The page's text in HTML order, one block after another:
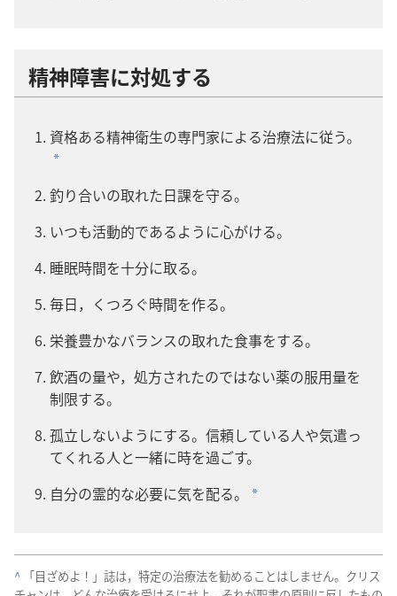
精神​障害​に​対処​する
資格​ある​精神​衛生​の​専門​家​に​よる​治療​法​に​従う。
*
釣り合い​の​取れ​た​日課​を​守る。
いつも​活動​的​で​ある​よう​に​心がける。
睡眠​時間​を​十分​に​取る。
毎日，くつろぐ​時間​を​作る。
栄養​豊か​な​バランス​の​取れ​た​食事​を​する。
飲酒​の​量​や，処方​さ​れ​た​の​で​は​ない​薬​の​服用​量​を​
制限​する。
孤立​し​ない​よう​に​する。信頼​し​て​いる​人​や​気遣っ​
て​くれる​人​と​一緒​に​時​を​過ごす。
自分​の​霊的​な​必要​に​気​を​配る。
*
^ 「目ざめよ！」誌​は，特定​の​治療​法​を​勧める​こと​は​し​ませ​ん。クリス